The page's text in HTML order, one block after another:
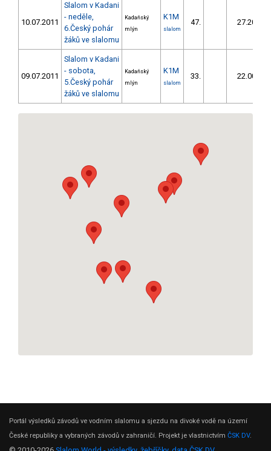
10.07.2011
Slalom v Kadani
- neděle,
6.Český pohár
žáků ve slalomu
Kadaňský
mlýn
K1M
slalom
47. 27.20
09.07.2011
Slalom v Kadani
- sobota,
5.Český pohár
žáků ve slalomu
Kadaňský
mlýn
K1M
slalom
33. 22.00
Portál výsledků závodů ve vodním slalomu a sjezdu na divoké vodě na území
České republiky a vybraných závodů v zahraničí. Projekt je vlastnictvím ČSK DV.